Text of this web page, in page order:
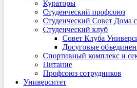
Кураторы
Студенческий профсоюз
Студенческий Совет Дома
Студенческий клуб
Совет Клуба
Досуговые
Спортивный комплекс и
Питание
Профсоюз сотрудников
Университет